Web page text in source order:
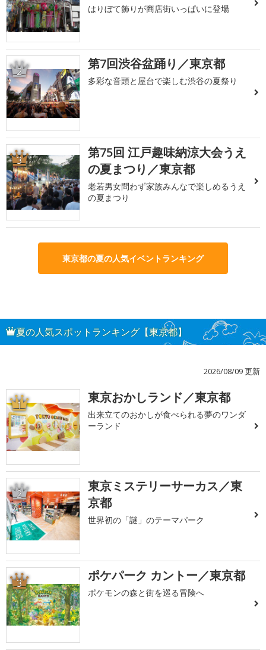
はりぼて飾りが商店街いっぱいに登場
2 第7回渋谷盆踊り／東京都
多彩な音頭と屋台で楽しむ渋谷の夏祭り
3
第75回 江戸趣味納涼大会うえ
の夏まつり／東京都
老若男女問わず家族みんなで楽しめるうえ
の夏まつり
東京都の夏の人気イベントランキング
夏の人気スポットランキング【東京都】
2026/08/09 更新
1 東京おかしランド／東京都
出来立てのおかしが食べられる夢のワンダ
ーランド
2
東京ミステリーサーカス／東
京都
世界初の「謎」のテーマパーク
3 ポケパーク カントー／東京都
ポケモンの森と街を巡る冒険へ